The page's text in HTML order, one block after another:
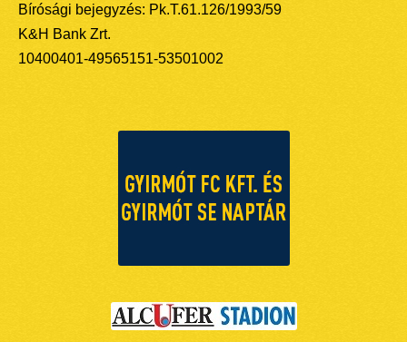
Bírósági bejegyzés: Pk.T.61.126/1993/59
K&H Bank Zrt.
10400401-49565151-53501002